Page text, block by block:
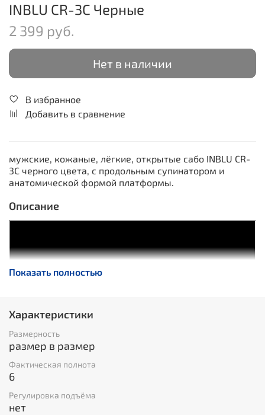
INBLU CR-3C Черные
2 399 руб.
Нет в наличии
В избранное
Добавить в сравнение
мужские, кожаные, лёгкие, открытые сабо INBLU CR-
3С черного цвета, с продольным супинатором и
анатомической формой платформы.
Описание
Показать полностью
Характеристики
Размерность
размер в размер
Фактическая полнота
6
Регулировка подъёма
нет